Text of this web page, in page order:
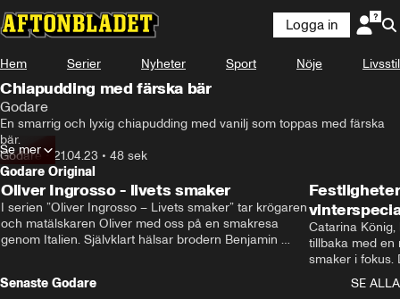
Logga in
Hem Serier Nyheter Sport Nöje Livsstil
Chiapudding med färska bär
Godare
En smarrig och lyxig chiapudding med vanilj som toppas med färska
bär.
Godare • 21.04.23 • 48 sek
Se mer
Godare Original
Oliver Ingrosso - livets smaker
I serien ”Oliver Ingrosso – Livets smaker” tar krögaren
och matälskaren Oliver med oss på en smakresa
genom Italien. Självklart hälsar brodern Benjamin
Catarina
tillbaka med en
smaker i fokus.
julfavoriter
Senaste Godare
SE ALLA